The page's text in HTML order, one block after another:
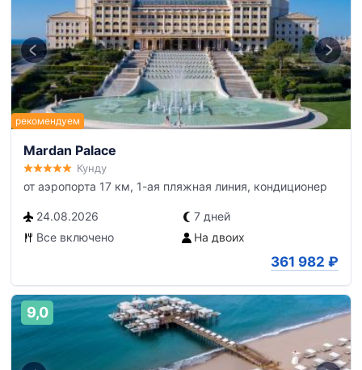
Mardan Palace
Кунду
от аэропорта 17 км, 1-ая пляжная линия, кондиционер
24.08.2026
7 дней
Все включено
На двоих
361 982 ₽
9,0